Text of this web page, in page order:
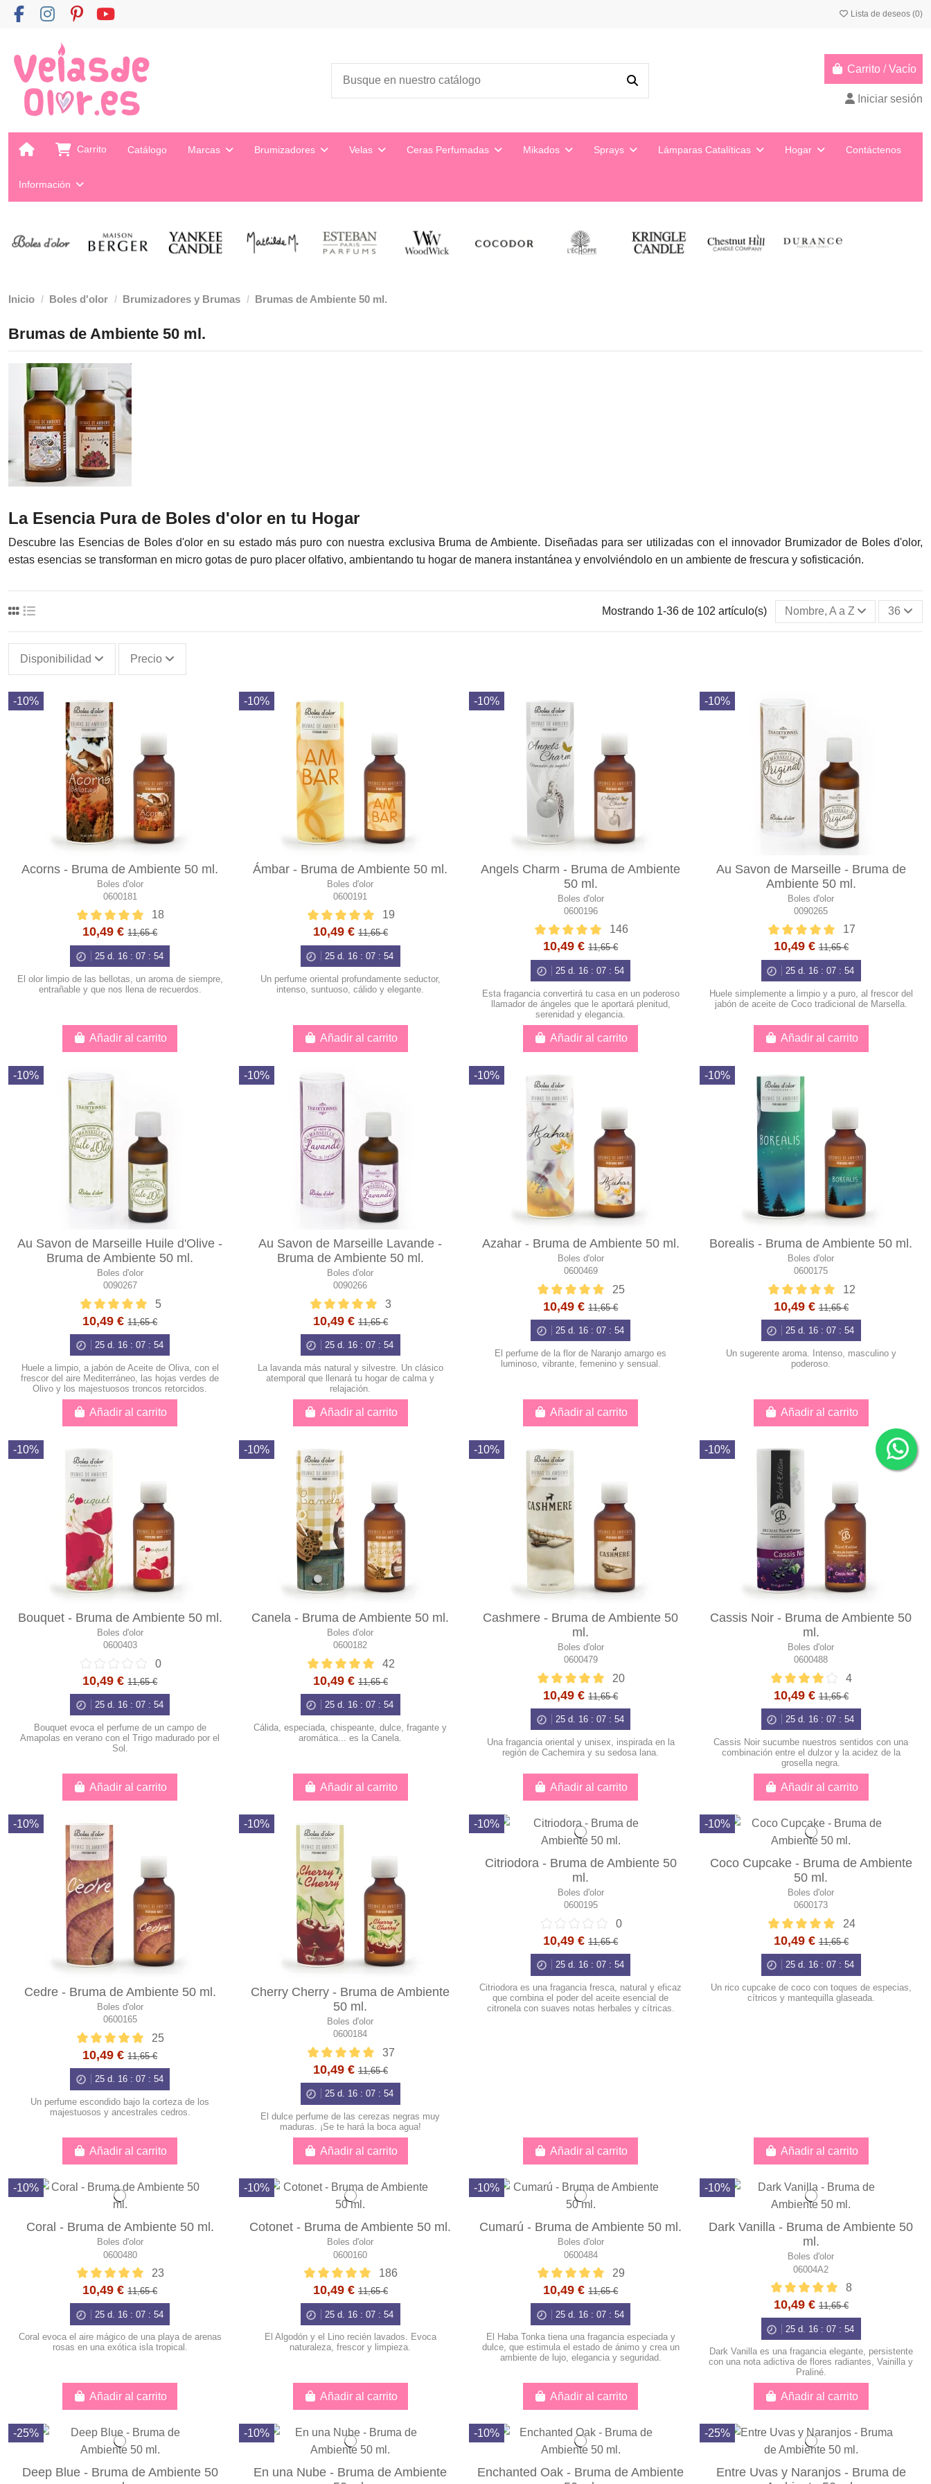
Lista de deseos (0)
Carrito /Vacío
Iniciar sesión
Carrito Catálogo Marcas Brumizadores Velas Ceras Perfumadas Mikados Sprays Lámparas Catalíticas Hogar Contáctenos
Información
Inicio Boles d'olor Brumizadores y Brumas Brumas de Ambiente 50 ml.
Brumas de Ambiente 50 ml.
La Esencia Pura de Boles d'olor en tu Hogar
Descubre las Esencias de Boles d'olor en su estado más puro con nuestra exclusiva Bruma de Ambiente. Diseñadas para ser utilizadas con el innovador Brumizador de Boles d'olor,
estas esencias se transforman en micro gotas de puro placer olfativo, ambientando tu hogar de manera instantánea y envolviéndolo en un ambiente de frescura y sofisticación.
Mostrando 1-36 de 102 artículo(s) Nombre, A a Z 36
Disponibilidad Precio
-10%
Acorns - Bruma de Ambiente 50 ml.
Boles d'olor
0600181
18
10,49 €11,65 €
25d. 16: 07: 53
El olor limpio de las bellotas, un aroma de siempre,
entrañable y que nos llena de recuerdos.
Añadir al carrito
-10%
Ámbar - Bruma de Ambiente 50 ml.
Boles d'olor
0600191
19
10,49 €11,65 €
25 d. 16 :07 :53
Un perfume oriental profundamente seductor,
intenso, suntuoso, cálido y elegante.
Añadir al carrito
-10%
Angels Charm - Bruma de Ambiente
50 ml.
Boles d'olor
0600196
146
10,49 €11,65 €
25d. 16: 07: 53
Esta fragancia convertirá tu casa en un poderoso
llamador de ángeles que le aportará plenitud,
serenidad y elegancia.
Añadir al carrito
-10%
Au Savon de Marseille - Bruma de
Ambiente 50 ml.
Boles d'olor
0090265
17
10,49 €11,65 €
25 d. 16 :07 :53
Huele simplemente a limpio y a puro, al frescor del
jabón de aceite de Coco tradicional de Marsella.
Añadir al carrito
-10%
Au Savon de Marseille Huile d'Olive -
Bruma de Ambiente 50 ml.
Boles d'olor
0090267
5
10,49 €11,65 €
25d. 16: 07: 53
Huele a limpio, a jabón de Aceite de Oliva, con el
frescor del aire Mediterráneo, las hojas verdes de
Olivo y los majestuosos troncos retorcidos.
Añadir al carrito
-10%
Au Savon de Marseille Lavande -
Bruma de Ambiente 50 ml.
Boles d'olor
0090266
3
10,49 €11,65 €
25 d. 16 :07 :53
La lavanda más natural y silvestre. Un clásico
atemporal que llenará tu hogar de calma y
relajación.
Añadir al carrito
-10%
Azahar - Bruma de Ambiente 50 ml.
Boles d'olor
0600469
25
10,49 €11,65 €
25d. 16: 07: 53
El perfume de la flor de Naranjo amargo es
luminoso, vibrante, femenino y sensual.
Añadir al carrito
-10%
Borealis - Bruma de Ambiente 50 ml.
Boles d'olor
0600175
12
10,49 €11,65 €
25 d. 16 :07 :53
Un sugerente aroma. Intenso, masculino y
poderoso.
Añadir al carrito
-10%
Bouquet - Bruma de Ambiente 50 ml.
Boles d'olor
0600403
0
10,49 €11,65 €
25d. 16: 07: 53
Bouquet evoca el perfume de un campo de
Amapolas en verano con el Trigo madurado por el
Sol.
Añadir al carrito
-10%
Canela - Bruma de Ambiente 50 ml.
Boles d'olor
0600182
42
10,49 €11,65 €
25 d. 16 :07 :53
Cálida, especiada, chispeante, dulce, fragante y
aromática... es la Canela.
Añadir al carrito
-10%
Cashmere - Bruma de Ambiente 50
ml.
Boles d'olor
0600479
20
10,49 €11,65 €
25d. 16: 07: 53
Una fragancia oriental y unisex, inspirada en la
región de Cachemira y su sedosa lana.
Añadir al carrito
-10%
Cassis Noir - Bruma de Ambiente 50
ml.
Boles d'olor
0600488
4
10,49 €11,65 €
25 d. 16 :07 :53
Cassis Noir sucumbe nuestros sentidos con una
combinación entre el dulzor y la acidez de la
grosella negra.
Añadir al carrito
-10%
Cedre - Bruma de Ambiente 50 ml.
Boles d'olor
0600165
25
10,49 €11,65 €
25d. 16: 07: 53
Un perfume escondido bajo la corteza de los
majestuosos y ancestrales cedros.
Añadir al carrito
-10%
Cherry Cherry - Bruma de Ambiente
50 ml.
Boles d'olor
0600184
37
10,49 €11,65 €
25 d. 16 :07 :53
El dulce perfume de las cerezas negras muy
maduras. ¡Se te hará la boca agua!
Añadir al carrito
-10%
Citriodora - Bruma de Ambiente 50
ml.
Boles d'olor
0600195
0
10,49 €11,65 €
25d. 16: 07: 53
Citriodora es una fragancia fresca, natural y eficaz
que combina el poder del aceite esencial de
citronela con suaves notas herbales y cítricas.
Añadir al carrito
-10%
Coco Cupcake - Bruma de Ambiente
50 ml.
Boles d'olor
0600173
24
10,49 €11,65 €
25 d. 16 :07 :53
Un rico cupcake de coco con toques de especias,
cítricos y mantequilla glaseada.
Añadir al carrito
-10%
Coral - Bruma de Ambiente 50 ml.
Boles d'olor
0600480
23
10,49 €11,65 €
25d. 16: 07: 53
Coral evoca el aire mágico de una playa de arenas
rosas en una exótica isla tropical.
Añadir al carrito
-10%
Cotonet - Bruma de Ambiente 50 ml.
Boles d'olor
0600160
186
10,49 €11,65 €
25 d. 16 :07 :53
El Algodón y el Lino recién lavados. Evoca
naturaleza, frescor y limpieza.
Añadir al carrito
-10%
Cumarú - Bruma de Ambiente 50 ml.
Boles d'olor
0600484
29
10,49 €11,65 €
25d. 16: 07: 53
El Haba Tonka tiena una fragancia especiada y
dulce, que estimula el estado de ánimo y crea un
ambiente de lujo, elegancia y seguridad.
Añadir al carrito
-10%
Dark Vanilla - Bruma de Ambiente 50
ml.
Boles d'olor
06004A2
8
10,49 €11,65 €
25 d. 16 :07 :53
Dark Vanilla es una fragancia elegante, persistente
con una nota adictiva de flores radiantes, Vainilla y
Praliné.
Añadir al carrito
-25%
Deep Blue - Bruma de Ambiente 50
-10%
En una Nube - Bruma de Ambiente
-10%
Enchanted Oak - Bruma de Ambiente
-25%
Entre Uvas y Naranjos - Bruma de